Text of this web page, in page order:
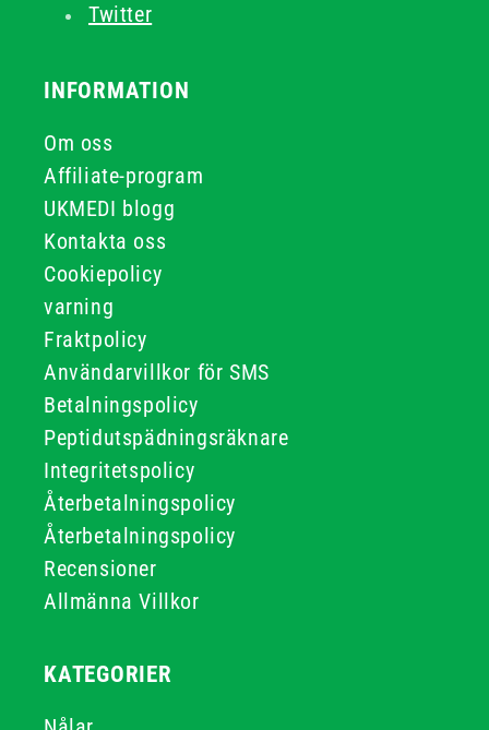
Twitter
INFORMATION
Om oss
Affiliate-program
UKMEDI blogg
Kontakta oss
Cookiepolicy
varning
Fraktpolicy
Användarvillkor för SMS
Betalningspolicy
Peptidutspädningsräknare
Integritetspolicy
Återbetalningspolicy
Återbetalningspolicy
Recensioner
Allmänna Villkor
KATEGORIER